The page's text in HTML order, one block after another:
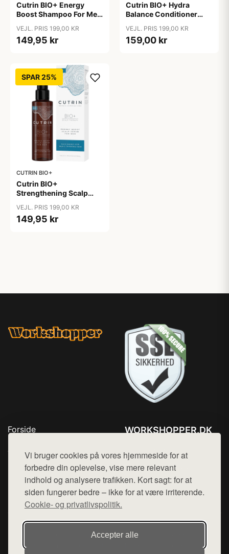
Vi bruger cookies på vores hjemmeside for at
forbedre din oplevelse, vise mere relevant
indhold og analysere trafikken. Kort sagt: for at
siden fungerer bedre – ikke for at være irriterende.
Cookie- og privatlivspolitik.
Accepter alle
Cutrin BIO+ Energy
Boost Shampoo For Men
VEJL. PRIS 199,00 KR
149,95 kr
Cutrin BIO+ Hydra
Balance Conditioner
VEJL. PRIS 199,00 KR
159,00 kr
SPAR 25%
CUTRIN BIO+
Cutrin BIO+
Strengthening Scalp
VEJL. PRIS 199,00 KR
149,95 kr
Forside
Top Rabatter
Kontakt
WORKSHOPPER.DK
Mail: hej@want.dk
Cookie- og privatlivspolitik
Denne side er en del af want.dk, der udgiver en række
hjemmesider med præsentation af forskellige produkter fra